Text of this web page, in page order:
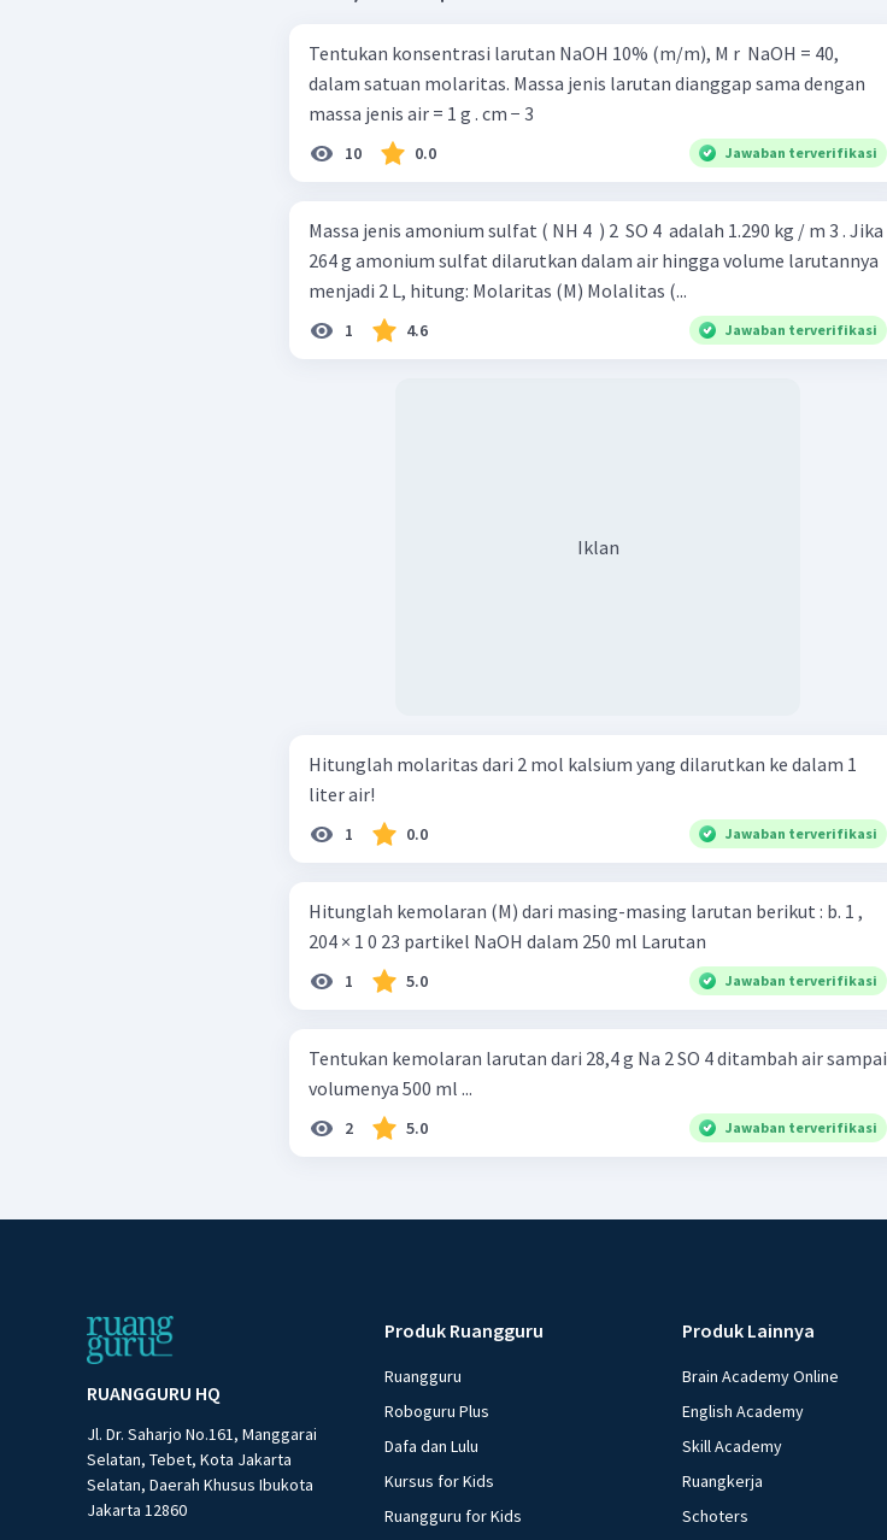
Tentukan konsentrasi larutan NaOH 10% (m/m), M r ​ NaOH = 40,
dalam satuan molaritas. Massa jenis larutan dianggap sama dengan
massa jenis air = 1 g . cm − 3
10 0.0 Jawaban terverifikasi
Massa jenis amonium sulfat ( NH 4 ​ ) 2 ​ SO 4 ​ adalah 1.290 kg / m 3 . Jika
264 g amonium sulfat dilarutkan dalam air hingga volume larutannya
menjadi 2 L, hitung: Molaritas (M) Molalitas (...
1 4.6 Jawaban terverifikasi
Iklan
Hitunglah molaritas dari 2 mol kalsium yang dilarutkan ke dalam 1
liter air!
1 0.0 Jawaban terverifikasi
Hitunglah kemolaran (M) dari masing-masing larutan berikut : b. 1 ,
204 × 1 0 23 partikel NaOH dalam 250 ml Larutan
1 5.0 Jawaban terverifikasi
Tentukan kemolaran larutan dari 28,4 g Na 2 SO 4 ditambah air sampai
volumenya 500 ml ...
2 5.0 Jawaban terverifikasi
RUANGGURU HQ
Jl. Dr. Saharjo No.161, Manggarai
Selatan, Tebet, Kota Jakarta
Selatan, Daerah Khusus Ibukota
Jakarta 12860
Produk Ruangguru
Ruangguru
Roboguru Plus
Dafa dan Lulu
Kursus for Kids
Ruangguru for Kids
Produk Lainnya
Brain Academy Online
English Academy
Skill Academy
Ruangkerja
Schoters